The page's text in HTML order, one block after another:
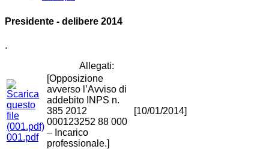
Presidente - delibere 2014
.
Allegati:
001.pdf
[Opposizione
avverso l’Avviso di
addebito INPS n.
385 2012
000123252 88 000
– Incarico
professionale.]
[10/01/2014]